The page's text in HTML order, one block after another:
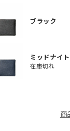
ブラック
ミッドナイ
在庫切れ
商